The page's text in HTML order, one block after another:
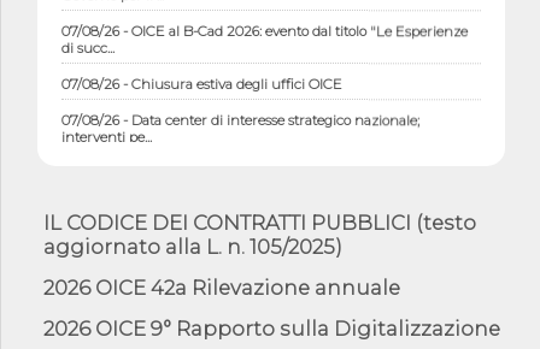
07/08/26 - OICE al B-Cad 2026: evento dal titolo "Le Esperienze
di succ...
07/08/26 - Chiusura estiva degli uffici OICE
07/08/26 - Data center di interesse strategico nazionale;
interventi pe...
07/08/26 - Ponte sullo Stretto di Messina: deliberata la
sussistenza di...
costr...
06/08/26 - Istat, produzione industriale in calo dell'1% a giugno,
IL CODICE DEI CONTRATTI PUBBLICI (testo
aggiornato alla L. n. 105/2025)
2026 OICE 42a Rilevazione annuale
2026 OICE 9° Rapporto sulla Digitalizzazione